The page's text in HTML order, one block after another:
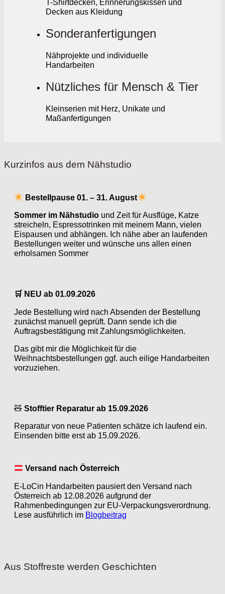
T-Shirtdecken, Erinnerungskissen und
Decken aus Kleidung
Sonderanfertigungen
Nähprojekte und individuelle
Handarbeiten
Nützliches für Mensch & Tier
Kleinserien mit Herz, Unikate und
Maßanfertigungen
Kurzinfos aus dem Nähstudio
Bestellpause 01. – 31. August
Sommer im Nähstudio und Zeit für Ausflüge, Katze
streicheln, Espressotrinken mit meinem Mann, vielen
Eispausen und abhängen. Ich nähe aber an laufenden
Bestellungen weiter und wünsche uns allen einen
erholsamen Sommer
🛒 NEU ab 01.09.2026
Jede Bestellung wird nach Absenden der Bestellung
zunächst manuell geprüft. Dann sende ich die
Auftragsbestätigung mit Zahlungsmöglichkeiten.
Das gibt mir die Möglichkeit für die
Weihnachtsbestellungen ggf. auch eilige Handarbeiten
vorzuziehen.
🧸 Stofftier Reparatur ab 15.09.2026
Reparatur von neue Patienten schätze ich laufend ein.
Einsenden bitte erst ab 15.09.2026.
Versand nach Österreich
E-LoCin Handarbeiten pausiert den Versand nach
Österreich ab 12.08.2026 aufgrund der
Rahmenbedingungen zur EU-Verpackungsverordnung.
Lese ausführlich im Blogbeitrag
Aus Stoffreste werden Geschichten